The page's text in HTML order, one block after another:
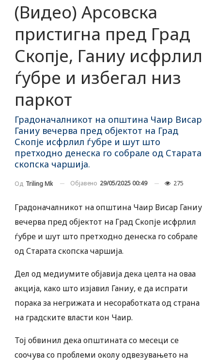
(Видео) Арсовска
пристигна пред Град
Скопје, Ганиу исфрлил
ѓубре и избегал низ
паркот
Градоначалникот на општина Чаир Висар
Ганиу вечерва пред објектот на Град
Скопје исфрлил ѓубре и шут што
претходно денеска го собрале од Старата
скопска чаршија.
Од Triling Mk Објавено 29/05/2025 00:49 275
Градоначалникот на општина Чаир Висар Ганиу
вечерва пред објектот на Град Скопје исфрлил
ѓубре и шут што претходно денеска го собрале
од Старата скопска чаршија.
Дел од медиумите објавија дека целта на оваа
акција, како што изјавил Ганиу, е да испрати
порака за негрижата и несоработката од страна
на градските власти кон Чаир.
Тој обвинил дека општината со месеци се
соочува со проблеми околу одвезувањето на